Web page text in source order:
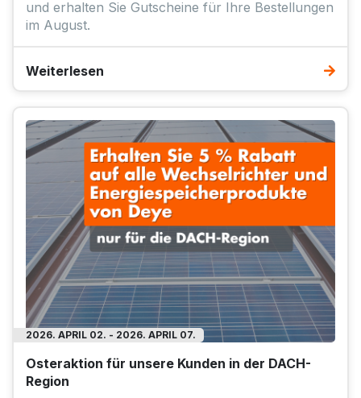
und erhalten Sie Gutscheine für Ihre Bestellungen
im August.
Weiterlesen
2026. APRIL 02. - 2026. APRIL 07.
Osteraktion für unsere Kunden in der DACH-
Region